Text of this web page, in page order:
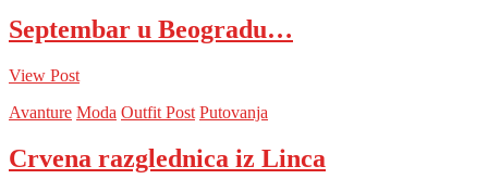
Septembar u Beogradu…
View Post
Avanture Moda Outfit Post Putovanja
Crvena razglednica iz Linca